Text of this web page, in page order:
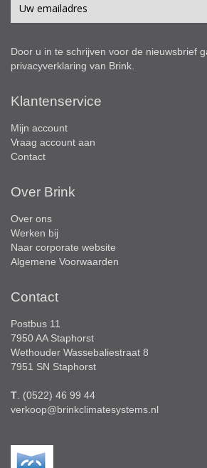
Door u in te schrijven voor de nieuwsbrief
privacyverklaring van Brink.
Klantenservice
Mijn account
Vraag account aan
Contact
Over Brink
Over ons
Werken bij
Naar corporate website
Algemene Voorwaarden
Contact
Postbus 11
7950 AA Staphorst
Wethouder Wassebaliestraat 8
7951 SN Staphorst
T . (0522) 46 99 44
verkoop@brinkclimatesystems.nl